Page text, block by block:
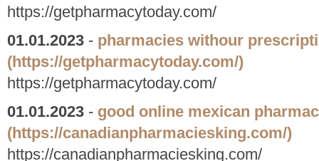
https://getpharmacytoday.com/
01.01.2023 - pharmacies withour
(https://getpharmacytoday.com/)
https://getpharmacytoday.com/
01.01.2023 - good online mexican
(https://canadianpharmaciesking.com/)
https://canadianpharmaciesking.com/